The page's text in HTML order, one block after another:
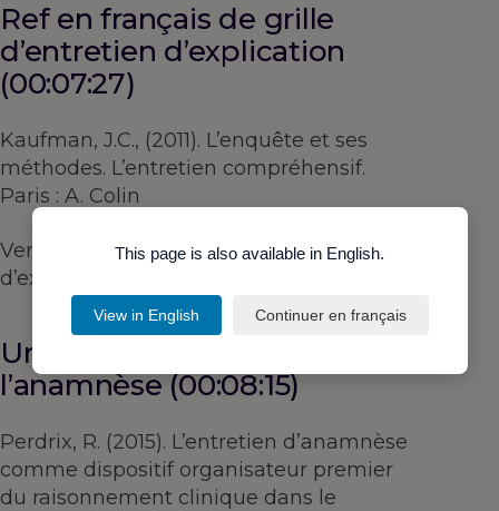
Ref en français de grille
d’entretien d’explication
(00:07:27)
Kaufman, J.C., (2011). L’enquête et ses
méthodes. L’entretien compréhensif.
Paris : A. Colin
Vermersch, P. (2010). L’entretien
d’explicitation. Paris : ESF Editeur
Une référence de papier sur
l’anamnèse (00:08:15)
Perdrix, R. (2015). L’entretien d’anamnèse
comme dispositif organisateur premier
du raisonnement clinique dans le
This page is also available in English.
View in English Continuer en français